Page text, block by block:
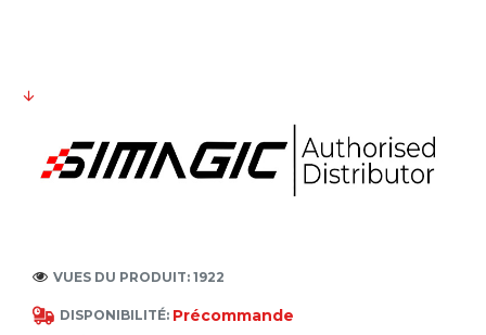
DISPONIBILITÉ: Précommande
VUES DU PRODUIT: 1922